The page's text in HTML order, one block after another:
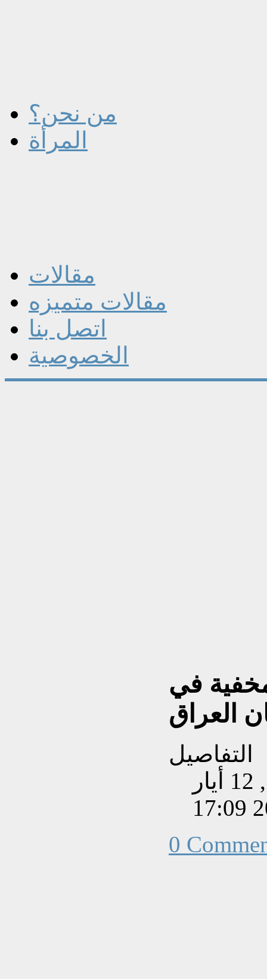
من نحن؟
المرأة
مقالات
مقالات متميزه
اتصل بنا
الخصوصية
في
العراق
التفاصيل
تم إنشاءه بتاريخ الثلاثاء, 12 أيار
0